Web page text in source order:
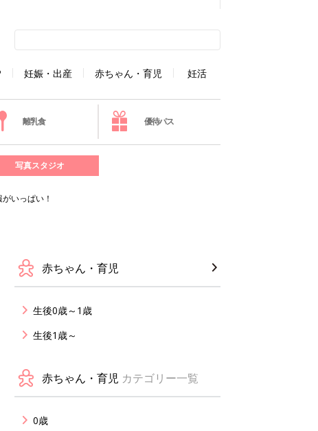
妊娠・出産 赤ちゃん・育児 妊活
離乳食 優待パス
写真スタジオ
いっぱい！
赤ちゃん・育児
生後0歳～1歳
生後1歳～
赤ちゃん・育児 カテゴリー一覧
0歳